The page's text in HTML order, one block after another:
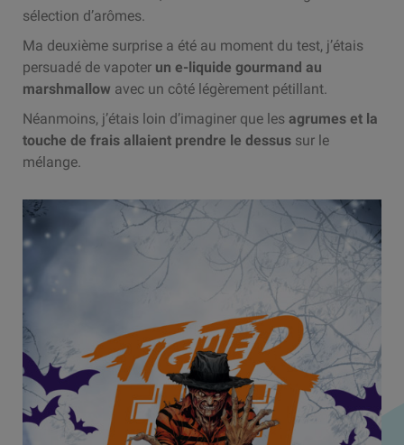
sélection d’arômes.
Ma deuxième surprise a été au moment du test, j’étais
persuadé de vapoter un e-liquide gourmand au
marshmallow avec un côté légèrement pétillant.
Néanmoins, j’étais loin d’imaginer que les agrumes et la
touche de frais allaient prendre le dessus sur le
mélange.